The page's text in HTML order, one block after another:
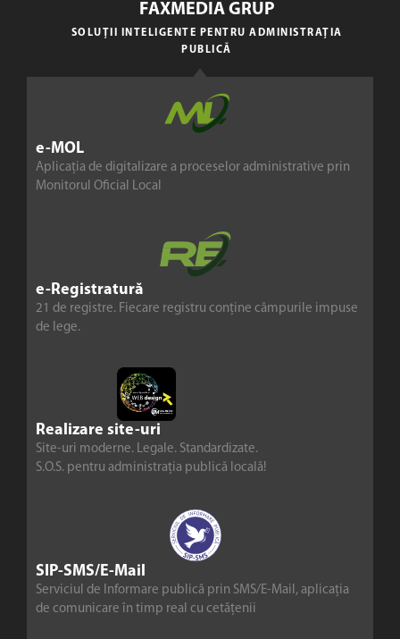
e-MOL
Aplicația de digitalizare a proceselor administrative prin
Monitorul Oficial Local
e-Registratură
21 de registre. Fiecare registru conține câmpurile impuse
de lege.
Realizare site-uri
Site-uri moderne. Legale. Standardizate.
S.O.S. pentru administrația publică locală!
SIP-SMS/E-Mail
Serviciul de Informare publică prin SMS/E-Mail, aplicația
de comunicare în timp real cu cetățenii
FAXMEDIA GRUP
SOLUȚII INTELIGENTE PENTRU ADMINISTRAȚIA
PUBLICĂ